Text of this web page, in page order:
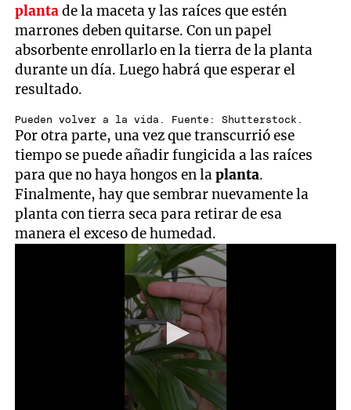
plantade la maceta y las raíces que estén
marrones deben quitarse. Con un papel
absorbente enrollarlo en la tierra de la planta
durante un día. Luego habrá que esperar el
resultado.
Pueden volver a la vida. Fuente: Shutterstock.
Por otra parte, una vez que transcurrió ese
tiempo se puede añadir fungicida a las raíces
para que no haya hongos en laplanta.
Finalmente, hay que sembrar nuevamente la
planta con tierra seca para retirar de esa
manera el exceso de humedad.